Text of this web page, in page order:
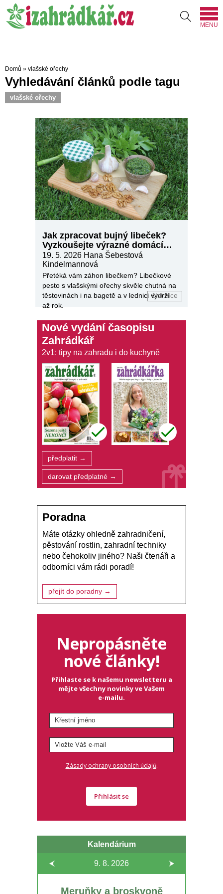
MENU
Domů » vlašské ořechy
Vyhledávání článků podle tagu
vlašské ořechy
Jak zpracovat bujný libeček?
Vyzkoušejte výrazné domácí
pesto
19. 5. 2026 Hana Šebestová
Kindelmannová
Přetéká vám záhon libečkem? Libečkové
pesto s vlašskými ořechy skvěle chutná na
těstovinách i na bagetě a v lednici vydrží
až rok.
číst více
Nové vydání časopisu
Zahrádkář
2v1: tipy na zahradu i do kuchyně
předplatit →
darovat předplatné →
Poradna
Máte otázky ohledně zahradničení,
pěstování rostlin, zahradní techniky
nebo čehokoliv jiného? Naši čtenáři a
odborníci vám rádi poradí!
přejít do poradny →
Nepropásněte
nové články!
Přihlaste se k našemu newsletteru a
mějte všechny novinky ve Vašem
e-mailu.
Zásady ochrany osobních údajů.
Přihlásit se
Kalendárium
9. 8. 2026
Meruňky a broskvoně